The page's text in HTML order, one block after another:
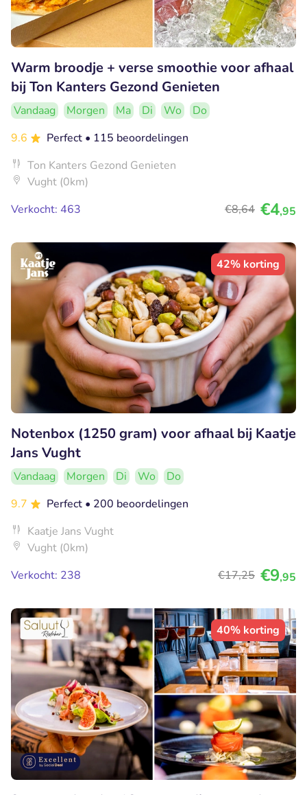
Warm broodje + verse smoothie voor afhaal
bij Ton Kanters Gezond Genieten
Vandaag Morgen Ma Di Wo
Do
9.6
Perfect • 115 beoordelingen
Ton Kanters Gezond Genieten
Vught (0km)
Verkocht: 463
€8,64 €4,95
42% korting
Notenbox (1250 gram) voor afhaal bij Kaatje
Jans Vught
Vandaag Morgen Di Wo
Do
9.7
Perfect • 200 beoordelingen
Kaatje Jans Vught
Vught (0km)
Verkocht: 238
€17,25 €9,95
40% korting